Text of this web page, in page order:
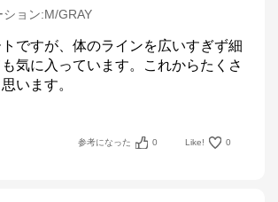
ション:M/GRAY
ですが、体のラインを広いすぎず細
気に入っています。これからたくさ
います。
参考になった 0 Like! 0